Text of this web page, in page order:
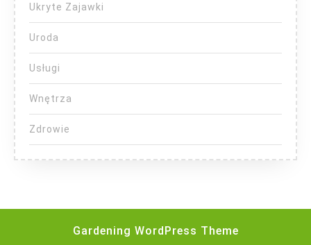
Ukryte Zajawki
Uroda
Usługi
Wnętrza
Zdrowie
Gardening WordPress Theme